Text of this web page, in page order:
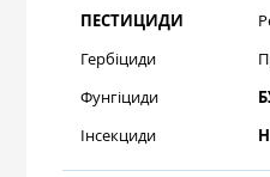
ПЕСТИЦИДИ
Гербіциди
Фунгіциди
Інсекциди